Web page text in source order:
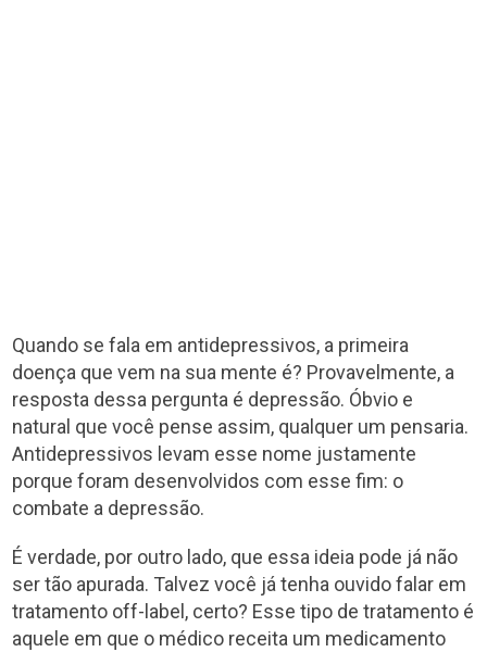
Quando se fala em antidepressivos, a primeira
doença que vem na sua mente é? Provavelmente, a
resposta dessa pergunta é depressão. Óbvio e
natural que você pense assim, qualquer um pensaria.
Antidepressivos levam esse nome justamente
porque foram desenvolvidos com esse fim: o
combate a depressão.
É verdade, por outro lado, que essa ideia pode já não
ser tão apurada. Talvez você já tenha ouvido falar em
tratamento off-label, certo? Esse tipo de tratamento é
aquele em que o médico receita um medicamento